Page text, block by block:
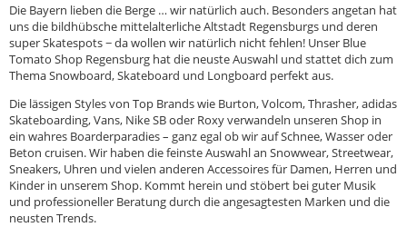
Die Bayern lieben die Berge … wir natürlich auch. Besonders angetan hat
uns die bildhübsche mittelalterliche Altstadt Regensburgs und deren
super Skatespots − da wollen wir natürlich nicht fehlen! Unser Blue
Tomato Shop Regensburg hat die neuste Auswahl und stattet dich zum
Thema Snowboard, Skateboard und Longboard perfekt aus.
Die lässigen Styles von Top Brands wie Burton, Volcom, Thrasher, adidas
Skateboarding, Vans, Nike SB oder Roxy verwandeln unseren Shop in
ein wahres Boarderparadies – ganz egal ob wir auf Schnee, Wasser oder
Beton cruisen. Wir haben die feinste Auswahl an Snowwear, Streetwear,
Sneakers, Uhren und vielen anderen Accessoires für Damen, Herren und
Kinder in unserem Shop. Kommt herein und stöbert bei guter Musik
und professioneller Beratung durch die angesagtesten Marken und die
neusten Trends.